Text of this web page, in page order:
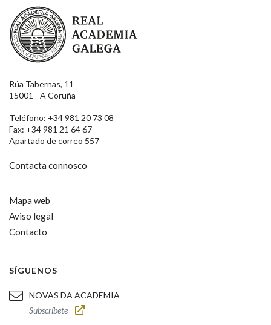
Real Academia Galega
Rúa Tabernas, 11
15001 - A Coruña
Teléfono: +34 981 20 73 08
Fax: +34 981 21 64 67
Apartado de correo 557
Contacta connosco
Mapa web
Aviso legal
Contacto
SÍGUENOS
NOVAS DA ACADEMIA
Subscríbete